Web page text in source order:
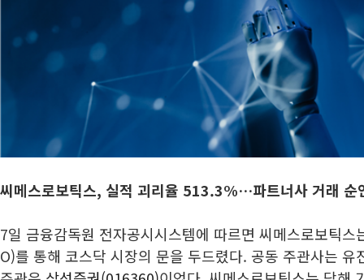
씨메스로보틱스, 실적 괴리율 513.3%…파트너사 거래 순
7일 금융감독원 전자공시시스템에 따르면 씨메스로보틱
O)를 통해 코스닥 시장의 문을 두드렸다. 공동 주관사는 유